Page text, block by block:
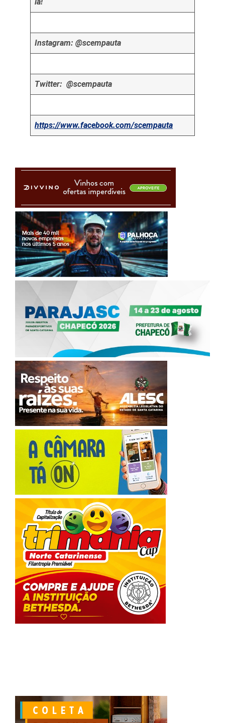
Instagram: @scempauta
Twitter: @scempauta
https://www.facebook.com/scempauta